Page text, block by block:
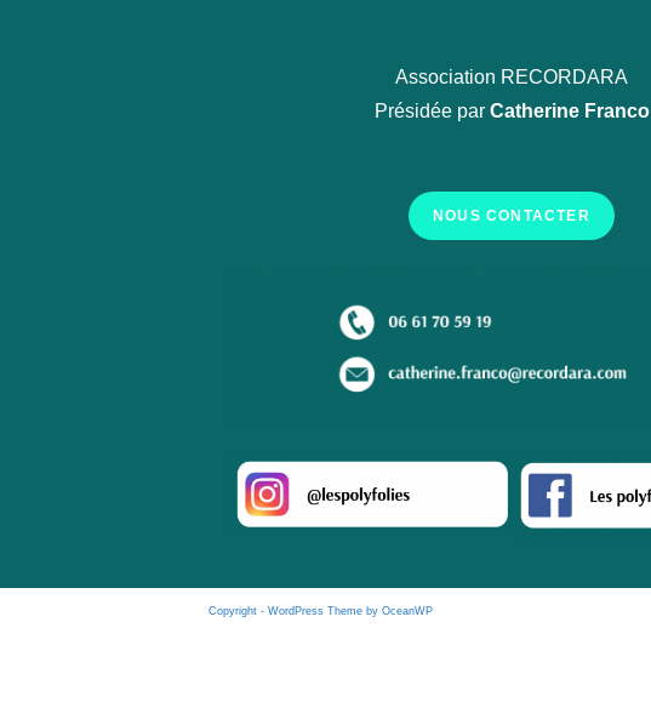
Association RECORDARA
Présidée par Catherine Franco
NOUS CONTACTER
Copyright - WordPress Theme by OceanWP